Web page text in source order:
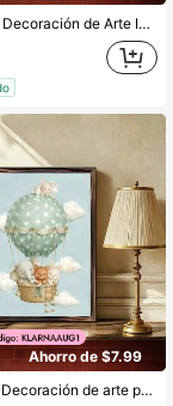
Decoración de Arte Interior, Pintura en Tablero de Madera Enmarcada, 12 por 16 Pulgadas, Estilo Vintage de Granja con Pájaros, Perfecto para Acento de Pared de Sala de Estar, Regalo Ideal para Amantes de la Decoración Campestre, Decoración Estética Lista para Colgar.
Ahorro de $7.99
Decoración de arte para interiores y exteriores, pintura enmarcada en madera de 12x16 pulgadas, escena de animales pastel con globo de aire caliente en color menta, adecuada para regalar en cualquier estación, perfecta para la sala de estar.